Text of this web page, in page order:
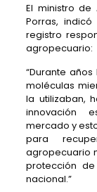
El ministro de
Porras,
registro
agropecuario:
“Durante
moléculas
la utilizaban,
innovación
mercado y
para
agropecuario
protección
nacional.”